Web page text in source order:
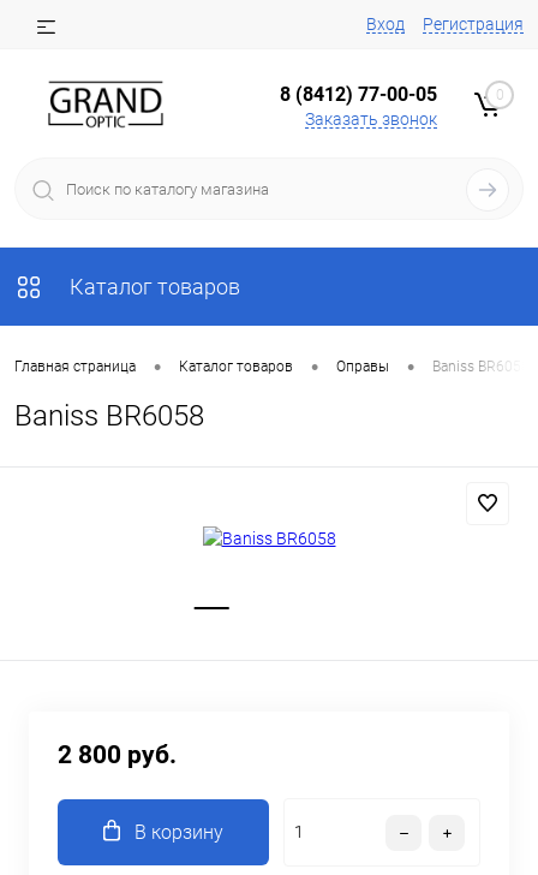
Вход Регистрация
8 (8412) 77-00-05
Заказать звонок
0
Каталог товаров
Главная страница • Каталог товаров • Оправы • Baniss BR6058
Baniss BR6058
2 800 руб.
В корзину